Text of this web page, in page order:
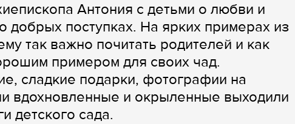
Антония с детьми о любви и
добрых поступках. На ярких примерах из
так важно почитать родителей и как
примером для своих чад.
сладкие подарки, фотографии на
вдохновленные и окрыленные выходили
детского сада.